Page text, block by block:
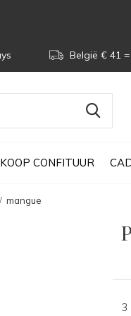
KOOP CONFITUUR
België € 41
mangue
3